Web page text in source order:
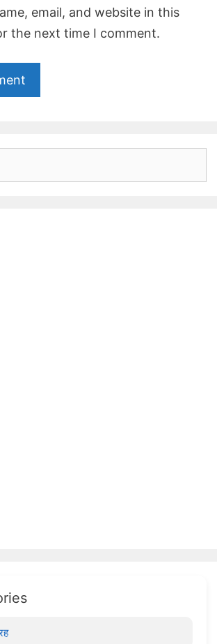
email, and website in this
the next time I comment.